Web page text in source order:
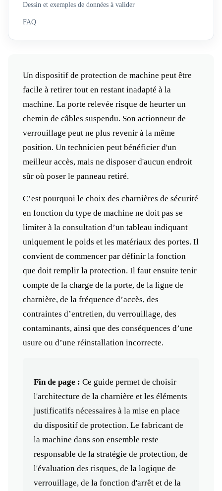
Dessin et exemples de données à valider
FAQ
Un dispositif de protection de machine peut être
facile à retirer tout en restant inadapté à la
machine. La porte relevée risque de heurter un
chemin de câbles suspendu. Son actionneur de
verrouillage peut ne plus revenir à la même
position. Un technicien peut bénéficier d'un
meilleur accès, mais ne disposer d'aucun endroit
sûr où poser le panneau retiré.
C’est pourquoi le choix des charnières de sécurité
en fonction du type de machine ne doit pas se
limiter à la consultation d’un tableau indiquant
uniquement le poids et les matériaux des portes. Il
convient de commencer par définir la fonction
que doit remplir la protection. Il faut ensuite tenir
compte de la charge de la porte, de la ligne de
charnière, de la fréquence d’accès, des
contraintes d’entretien, du verrouillage, des
contaminants, ainsi que des conséquences d’une
usure ou d’une réinstallation incorrecte.
Fin de page : Ce guide permet de choisir
l'architecture de la charnière et les éléments
justificatifs nécessaires à la mise en place
du dispositif de protection. Le fabricant de
la machine dans son ensemble reste
responsable de la stratégie de protection, de
l'évaluation des risques, de la logique de
verrouillage, de la fonction d'arrêt et de la